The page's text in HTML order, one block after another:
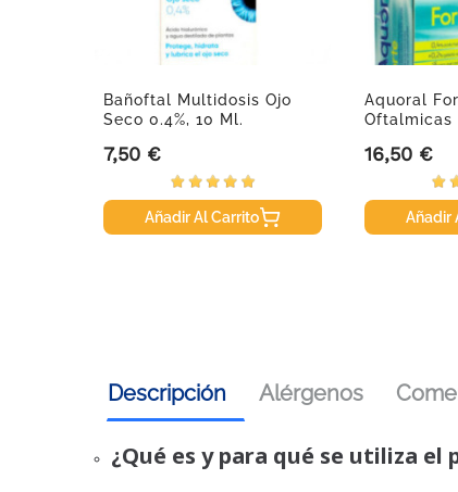
Bañoftal Multidosis Ojo
Seco 0.4%, 10 Ml.
Precio
7,50 €
Añadir Al Carrito
Aquoral
Oftalmicas
Precio
16,50 €
Añadir
Descripción Alérgenos
¿Qué es y para qué se utiliza el